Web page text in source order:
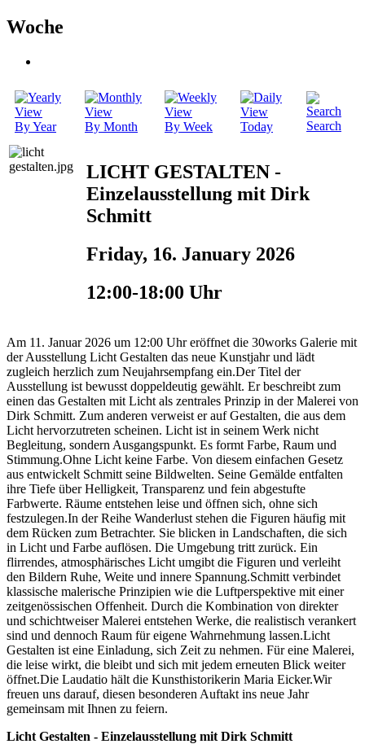
Woche
By Year By Month By Week Today Search
LICHT GESTALTEN -
Einzelausstellung mit Dirk
Schmitt
Friday, 16. January 2026
12:00-18:00 Uhr
Am 11. Januar 2026 um 12:00 Uhr eröffnet die 30works Galerie mit
der Ausstellung Licht Gestalten das neue Kunstjahr und lädt
zugleich herzlich zum Neujahrsempfang ein.Der Titel der
Ausstellung ist bewusst doppeldeutig gewählt. Er beschreibt zum
einen das Gestalten mit Licht als zentrales Prinzip in der Malerei von
Dirk Schmitt. Zum anderen verweist er auf Gestalten, die aus dem
Licht hervorzutreten scheinen. Licht ist in seinem Werk nicht
Begleitung, sondern Ausgangspunkt. Es formt Farbe, Raum und
Stimmung.Ohne Licht keine Farbe. Von diesem einfachen Gesetz
aus entwickelt Schmitt seine Bildwelten. Seine Gemälde entfalten
ihre Tiefe über Helligkeit, Transparenz und fein abgestufte
Farbwerte. Räume entstehen leise und öffnen sich, ohne sich
festzulegen.In der Reihe Wanderlust stehen die Figuren häufig mit
dem Rücken zum Betrachter. Sie blicken in Landschaften, die sich
in Licht und Farbe auflösen. Die Umgebung tritt zurück. Ein
flirrendes, atmosphärisches Licht umgibt die Figuren und verleiht
den Bildern Ruhe, Weite und innere Spannung.Schmitt verbindet
klassische malerische Prinzipien wie die Luftperspektive mit einer
zeitgenössischen Offenheit. Durch die Kombination von direkter
und schichtweiser Malerei entstehen Werke, die realistisch verankert
sind und dennoch Raum für eigene Wahrnehmung lassen.Licht
Gestalten ist eine Einladung, sich Zeit zu nehmen. Für eine Malerei,
die leise wirkt, die bleibt und sich mit jedem erneuten Blick weiter
öffnet.Die Laudatio hält die Kunsthistorikerin Maria Eicker.Wir
freuen uns darauf, diesen besonderen Auftakt ins neue Jahr
gemeinsam mit Ihnen zu feiern.
Licht Gestalten - Einzelausstellung mit Dirk Schmitt